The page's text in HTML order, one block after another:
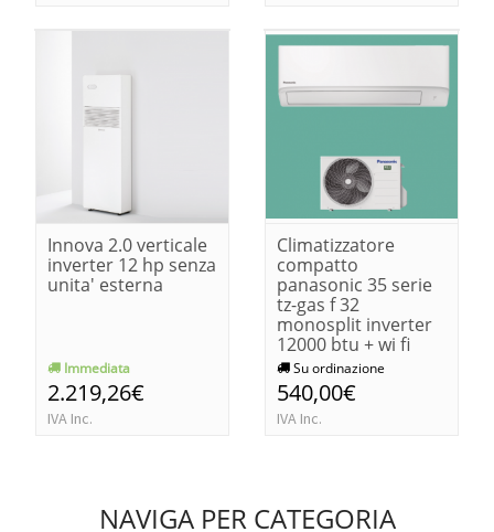
Innova 2.0 verticale
inverter 12 hp senza
unita' esterna
Immediata
2.219,26€
IVA Inc.
Climatizzatore
compatto
panasonic 35 serie
tz-gas f 32
monosplit inverter
12000 btu + wi fi
Su ordinazione
540,00€
IVA Inc.
NAVIGA PER CATEGORIA